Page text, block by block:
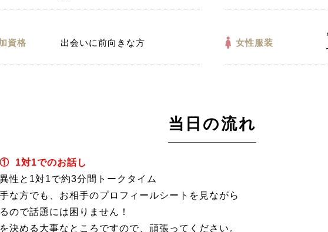
資格 出会いに前向きな方 女性服装
当日の流れ
① 1対1でのお話し
性と1対1で約3分間トークタイム
な方でも、お相手のプロフィールシートを見ながら
ので話題には困りません！
決める大事なところですので、頑張ってください。